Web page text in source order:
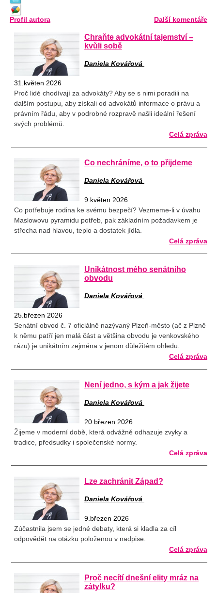
Profil autora Další komentáře
Chraňte advokátní tajemství –
kvůli sobě
Daniela Kovářová
31.květen 2026
Proč lidé chodívají za advokáty? Aby se s nimi poradili na
dalším postupu, aby získali od advokátů informace o právu a
právním řádu, aby v podrobné rozpravě našli ideální řešení
svých problémů.
Celá zpráva
Co nechráníme, o to přijdeme
Daniela Kovářová
9.květen 2026
Co potřebuje rodina ke svému bezpečí? Vezmeme-li v úvahu
Maslowovu pyramidu potřeb, pak základním požadavkem je
střecha nad hlavou, teplo a dostatek jídla.
Celá zpráva
Unikátnost mého senátního
obvodu
Daniela Kovářová
25.březen 2026
Senátní obvod č. 7 oficiálně nazývaný Plzeň-město (ač z Plzně
k němu patří jen malá část a většina obvodu je venkovského
rázu) je unikátním zejména v jenom důležitém ohledu.
Celá zpráva
Není jedno, s kým a jak žijete
Daniela Kovářová
20.březen 2026
Žijeme v moderní době, která odvážně odhazuje zvyky a
tradice, předsudky i společenské normy.
Celá zpráva
Lze zachránit Západ?
Daniela Kovářová
9.březen 2026
Zúčastnila jsem se jedné debaty, která si kladla za cíl
odpovědět na otázku položenou v nadpise.
Celá zpráva
Proč necítí dnešní elity mráz na
zátylku?